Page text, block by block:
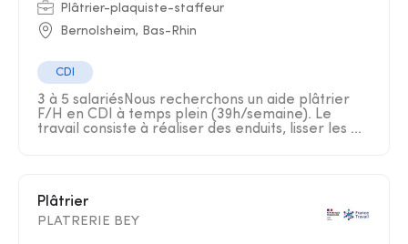
Plâtrier-plaquiste-staffeur
Bernolsheim, Bas-Rhin
CDI
3 à 5 salariésNous recherchons un aide plâtrier
F/H en CDI à temps plein (39h/semaine). Le
travail consiste à réaliser des enduits, lisser les ...
Plâtrier
PLATRERIE BEY